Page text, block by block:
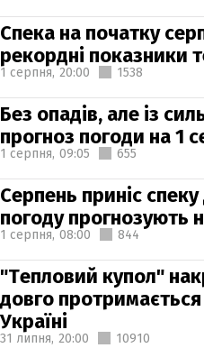
Спека на початку
рекордні показники
1 серпня, 20:00 1538
Без опадів, але із
прогноз погоди на 1
1 серпня, 09:05 655
Серпень приніс
погоду прогнозують
1 серпня, 08:00 844
"Тепловий купол"
довго
Україні
31 липня, 20:00 10910